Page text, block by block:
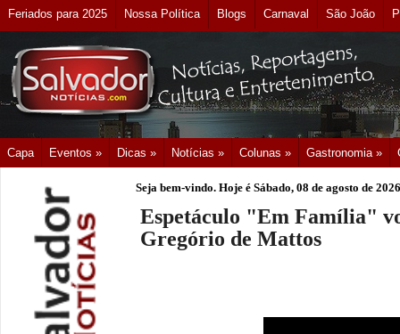
Feriados para 2025 Nossa Política Blogs Carnaval São João
Capa Eventos » Dicas » Notícias » Colunas » Gastronomia »
Seja bem-vindo. Hoje é Sábado, 08 de agosto de 2026
Espetáculo "Em Família"
Gregório de Mattos